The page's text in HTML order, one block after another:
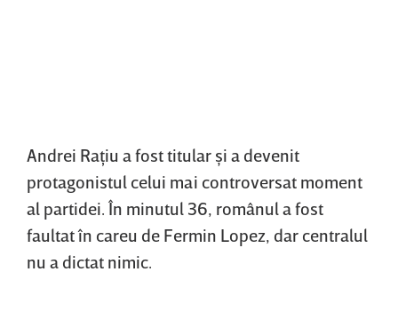
Andrei Raţiu a fost titular şi a devenit
protagonistul celui mai controversat moment
al partidei. În minutul 36, românul a fost
faultat în careu de Fermin Lopez, dar centralul
nu a dictat nimic.